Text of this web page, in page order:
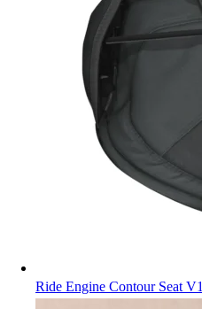
Ride Engine Contour Seat V1